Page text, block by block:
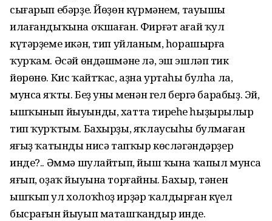
сығарып ебәрҙе. Йөҙөн күрмәнем, тауышы
илағандыҡына оҡшаған. Фирғәт ағай ҡул
күтәрҙеме икән, тип уйланым, һорашырға
ҡурҡам. Әсәй өндәшмәне лә, эш эшләп тик
йөрөнө. Кис ҡайтҡас, аҙна уртаһы булһа ла,
мунса яҡты. Беҙ уның менән гел бергә барабыҙ. Эй,
ышҡынып йыуынды, хатта тиреһе һыҙырылыр
тип ҡурҡтым. Бахырҙы, яҡлаусыһы булмаған
яңғыҙ ҡатынды нисә тапҡыр көсләгәндәрҙер
инде?.. Әммә шулайтып, йыш ҡына ҡапыл мунса
яғып, оҙаҡ йыуына торғайны. Бахыр, тәнен
ышҡып ул холоҡһоҙ ирҙәр ҡалдырған күңел
бысрағын йыуып маташҡандыр инде.